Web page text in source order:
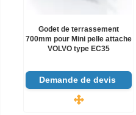
Godet de terrassement
700mm pour Mini pelle attache
VOLVO type EC35
Demande de devis